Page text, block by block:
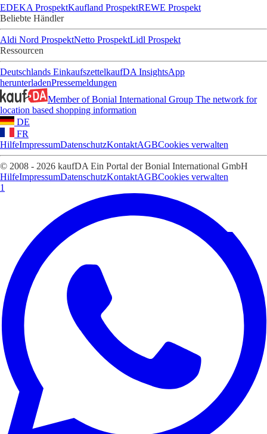
EDEKA ProspektKaufland ProspektREWE Prospekt
Beliebte Händler
Aldi Nord ProspektNetto ProspektLidl Prospekt
Ressourcen
Deutschlands EinkaufszettelkaufDA InsightsApp
herunterladenPressemeldungen
Member of Bonial International Group The network for
location based shopping information
DE
FR
HilfeImpressumDatenschutzKontaktAGBCookies verwalten
© 2008 - 2026 kaufDA Ein Portal der Bonial International GmbH
HilfeImpressumDatenschutzKontaktAGBCookies verwalten
1